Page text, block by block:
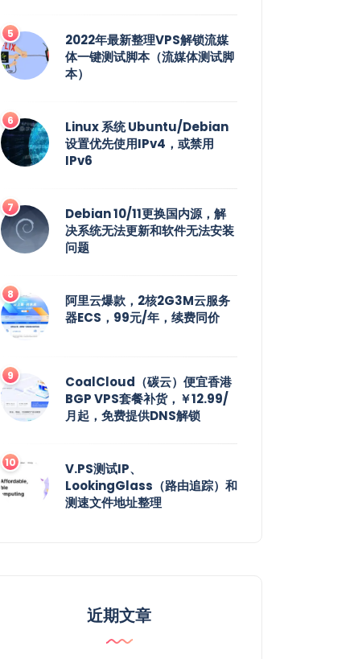
2022年最新整理VPS解锁流媒
体一键测试脚本（流媒体测试脚
本）
Linux 系统 Ubuntu/Debian
设置优先使用IPv4，或禁用
IPv6
Debian 10/11更换国内源，解
决系统无法更新和软件无法安装
问题
阿里云爆款，2核2G3M云服务
器ECS，99元/年，续费同价
CoalCloud（碳云）便宜香港
BGP VPS套餐补货，￥12.99/
月起，免费提供DNS解锁
V.PS测试IP、
LookingGlass（路由追踪）和
测速文件地址整理
近期文章